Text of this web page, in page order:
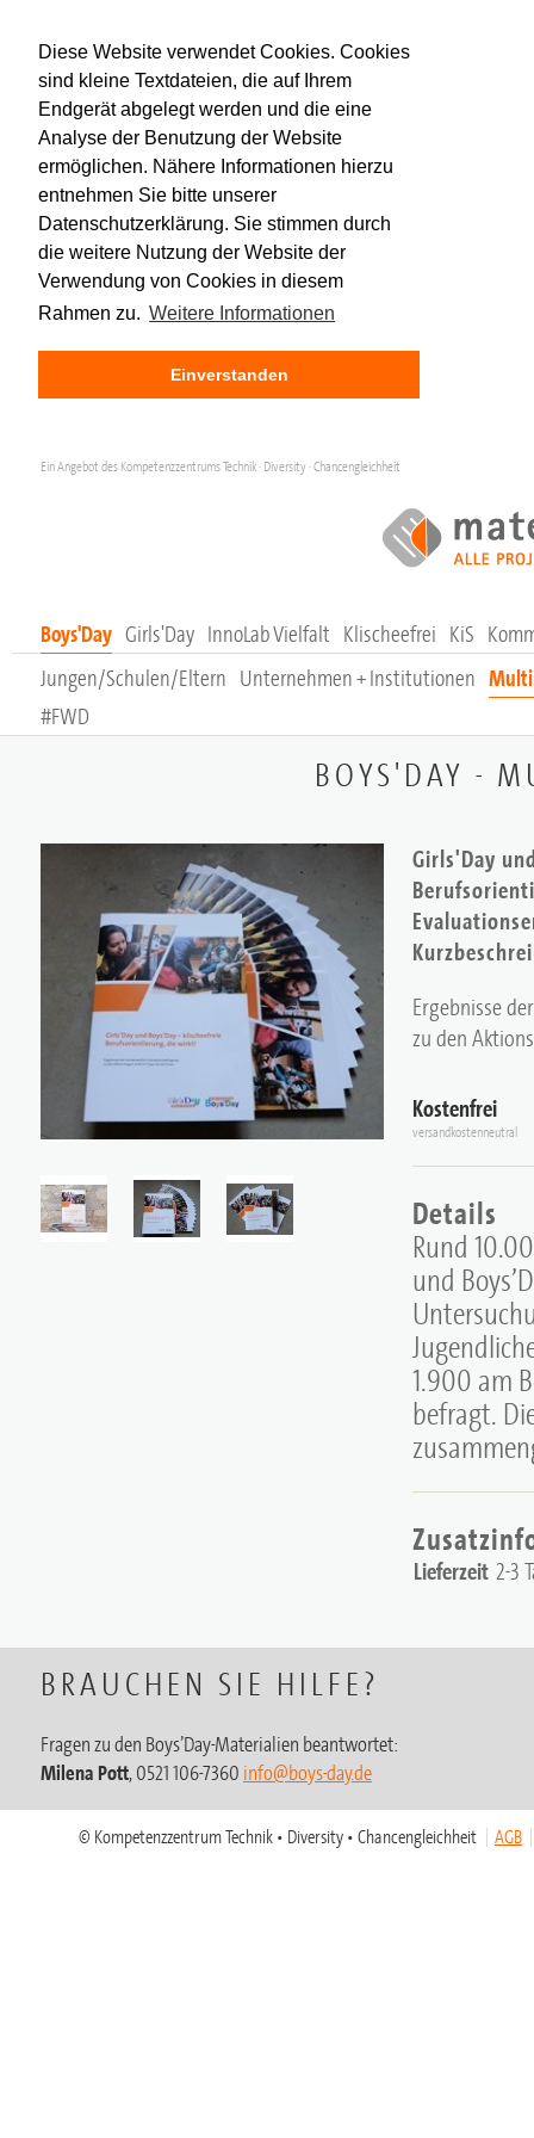
Diese Website verwendet Cookies. Cookies
sind kleine Textdateien, die auf Ihrem
Endgerät abgelegt werden und die eine
Analyse der Benutzung der Website
ermöglichen. Nähere Informationen hierzu
entnehmen Sie bitte unserer
Datenschutzerklärung. Sie stimmen durch
die weitere Nutzung der Website der
Verwendung von Cookies in diesem
Rahmen zu. Weitere Informationen
Einverstanden
Ein Angebot des Kompetenzzentrums Technik · Diversity · Chancengleichheit
Boys'Day
Jungen/Schulen/Eltern Unternehmen + Institutionen
Girls'Day InnoLab Vielfalt Klischeefrei KiS
#FWD
BOYS'DAY -
Girls'Day
Ergebnisse
zu den
Kostenfrei
versandkostenneutral
Details
Rund
und
1.900 am
befragt.
Lieferzeit 2-3
BRAUCHEN SIE HILFE?
Fragen zu den Boys’Day-Materialien beantwortet:
Milena Pott, 0521 106-7360 info@boys-day.de
© Kompetenzzentrum Technik • Diversity • Chancengleichheit AGB